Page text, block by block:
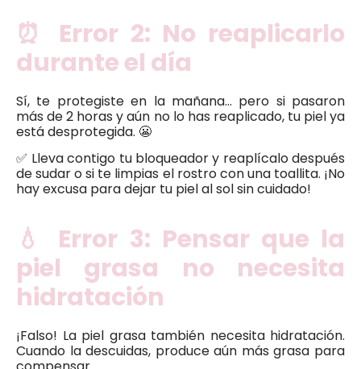
⏰ Error 2: No reaplicarlo
durante el día
Sí, te protegiste en la mañana… pero si pasaron
más de 2 horas y aún no lo has reaplicado, tu piel ya
está desprotegida. 😬
✅ Lleva contigo tu bloqueador y reaplícalo después
de sudar o si te limpias el rostro con una toallita. ¡No
hay excusa para dejar tu piel al sol sin cuidado!
💧 Error 3: Pensar que la
piel grasa no necesita
hidratación
¡Falso! La piel grasa también necesita hidratación.
Cuando la descuidas, produce aún más grasa para